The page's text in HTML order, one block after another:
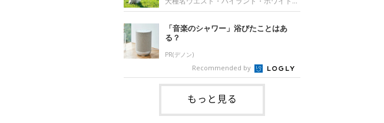
ドの性格は
て、家庭でしっかりケアしてあげれば、優
はずです。 ※参考／『日本と世界の犬のカ
タログ』（成美堂出版）性格ウィペットな
こい犬が多いです。体が大きいわりに活発
で、よく動きます。とくに青年期は、大変
活発で、遊んだり、走り回ったりします。
祖先は山岳地帯を動き回っていたため、と
てもタフ。食欲も旺盛でよく食べますの
で、肥満と運度不足防止のためにもかなり
の運動量が必要になります。アウトドアで
アクティブに楽しむ魅力をもっています。
テリア英語名West Highland White
Terrier原産国イギリスサイズ小型犬グル
ープテリアウエスト・ハイランド・ホワイ
ト・テリアの魅力くりっとした瞳にニンジ
ンのような形の尻尾、愛きょうのあるしぐ
さ……成犬になっても子犬のようなあどけ
ない姿がキュートな印象です。元猟犬とし
て、小さいながらも力強く筋肉質な体つき
で、スタミナも旺盛。とても活発に動き回
る陽気なテリアの代表格です。※参考／
『日本と世界の犬のカタログ』（成美堂出
「音楽のシャワー」浴びたことはあ
る？
PR(デノン)
Recommended by
もっと見る